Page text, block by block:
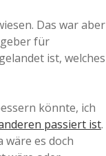
Das war aber
für
gelandet ist, welches
könnte, ich
passiert ist.
es doch